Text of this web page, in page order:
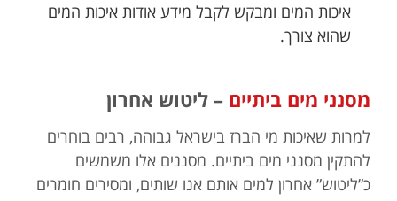
איכות המים ומבקש לקבל מידע אודות איכות המים
שהוא צורך.
מסנני מים ביתיים – ליטוש אחרון
למרות שאיכות מי הברז בישראל גבוהה, רבים בוחרים
להתקין מסנני מים ביתיים. מסננים אלו משמשים
כ”ליטוש” אחרון למים אותם אנו שותים, ומסירים חומרים